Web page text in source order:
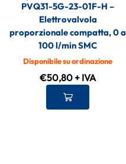
PVQ31-5G-23-01F-H –
Elettrovalvola
proporzionale compatta, 0 a
100 l/min SMC
Disponibile su ordinazione
€50,80 + IVA